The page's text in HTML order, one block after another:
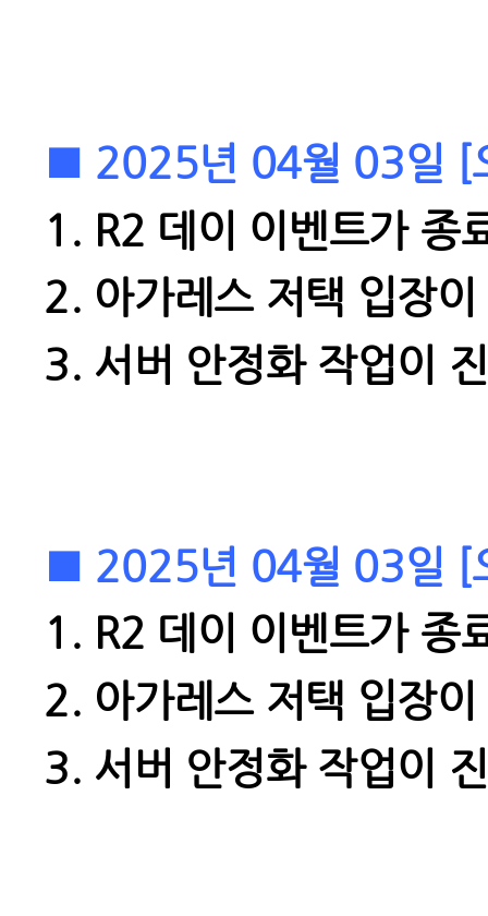
■ 2025년 04월 03일 [
1. R2 데이 이벤트가종
2. 아가레스 저택 입장
3. 서버 안정화 작업이
■ 2025년 04월 03일 [
1. R2 데이 이벤트가종
2. 아가레스 저택 입장
3. 서버 안정화 작업이